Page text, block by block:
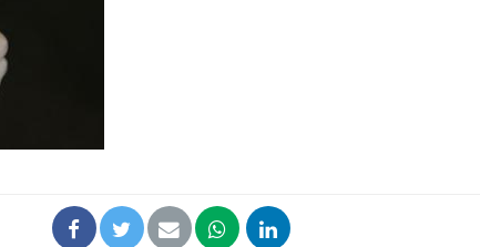
Mortalité infantile : un
rapport s’interroge sur
son taux élevé en France